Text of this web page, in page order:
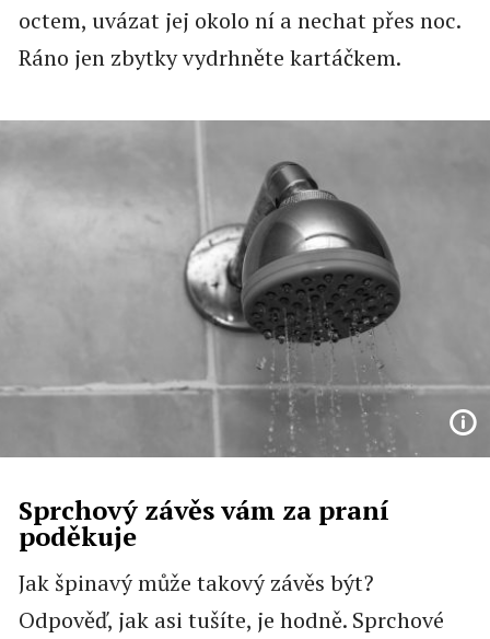
octem, uvázat jej okolo ní a nechat přes noc.
Ráno jen zbytky vydrhněte kartáčkem.
Sprchový závěs vám za praní
poděkuje
Jak špinavý může takový závěs být?
Odpověď, jak asi tušíte, je hodně. Sprchové